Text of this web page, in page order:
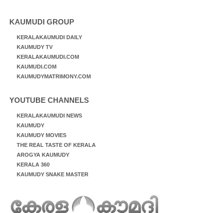
KAUMUDI GROUP
KERALAKAUMUDI DAILY
KAUMUDY TV
KERALAKAUMUDI.COM
KAUMUDI.COM
KAUMUDYMATRIMONY.COM
YOUTUBE CHANNELS
KERALAKAUMUDI NEWS
KAUMUDY
KAUMUDY MOVIES
THE REAL TASTE OF KERALA
AROGYA KAUMUDY
KERALA 360
KAUMUDY SNAKE MASTER